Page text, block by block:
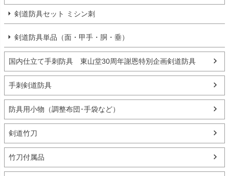
剣道防具セット ミシン刺
剣道防具単品（面・甲手・胴・垂）
国内仕立て手刺防具 東山堂30周年謝恩特別企画剣道防具
手刺剣道防具
防具用小物（調整布団･手袋など）
剣道竹刀
竹刀付属品